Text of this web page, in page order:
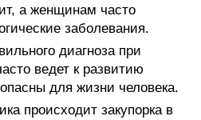
а женщинам часто
заболевания.
диагноза при
ведет к развитию
для жизни человека.
происходит закупорка в